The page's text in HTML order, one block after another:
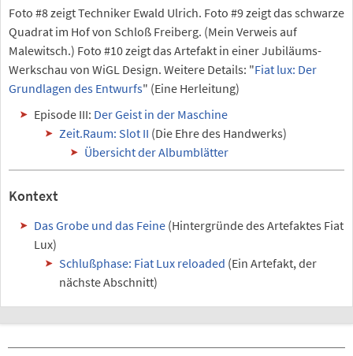
Foto #8 zeigt Techniker Ewald Ulrich. Foto #9 zeigt das schwarze
Quadrat im Hof von Schloß Freiberg. (Mein Verweis auf
Malewitsch.) Foto #10 zeigt das Artefakt in einer Jubiläums-
Werkschau von WiGL Design. Weitere Details: "Fiat lux: Der
Grundlagen des Entwurfs" (Eine Herleitung)
Episode III: Der Geist in der Maschine
Zeit.Raum: Slot II (Die Ehre des Handwerks)
Übersicht der Albumblätter
Kontext
Das Grobe und das Feine (Hintergründe des Artefaktes Fiat
Lux)
Schlußphase: Fiat Lux reloaded (Ein Artefakt, der
nächste Abschnitt)